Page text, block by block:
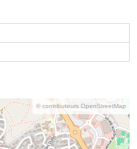
© contributeurs OpenStreetMap